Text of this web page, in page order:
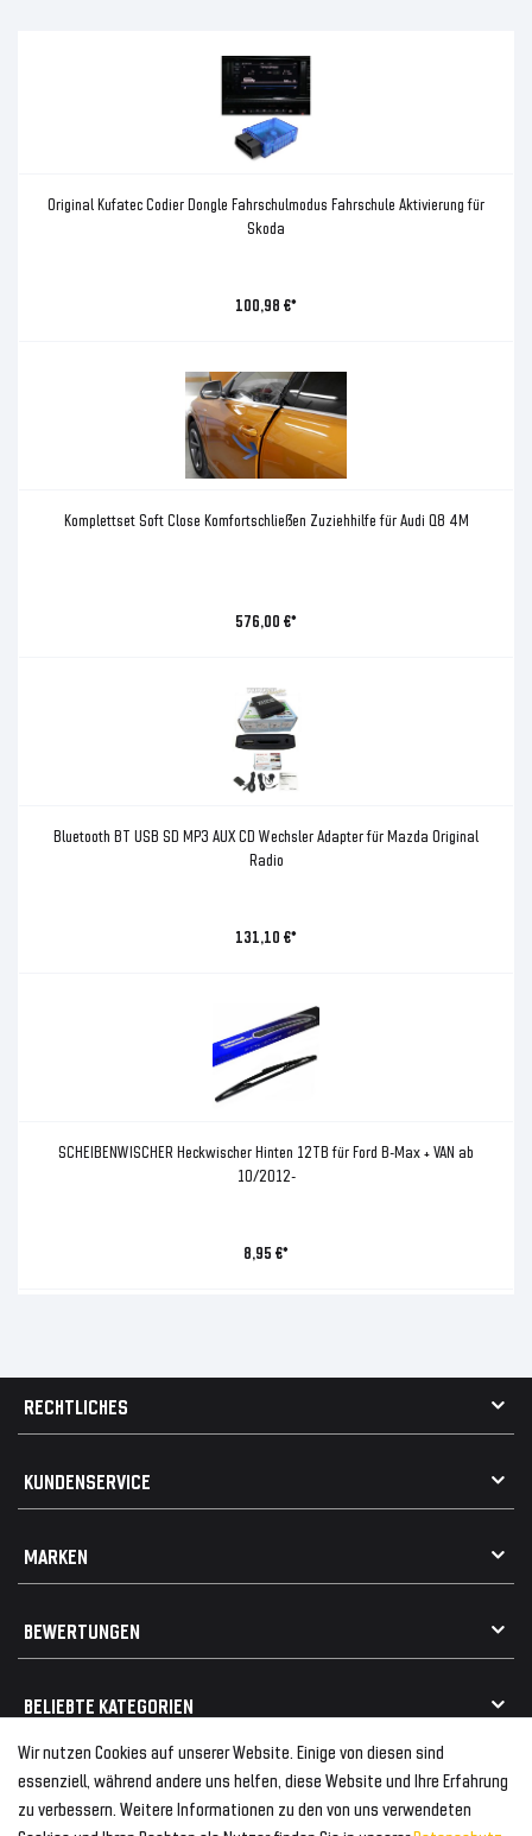
Original Kufatec Codier Dongle Fahrschulmodus Fahrschule Aktivierung für
Skoda
100,98 €*
Komplettset Soft Close Komfortschließen Zuziehhilfe für Audi Q8 4M
576,00 €*
Bluetooth BT USB SD MP3 AUX CD Wechsler Adapter für Mazda Original
Radio
131,10 €*
SCHEIBENWISCHER Heckwischer Hinten 12TB für Ford B-Max + VAN ab
10/2012-
8,95 €*
Wir nutzen Cookies auf unserer Website. Einige von diesen sind
essenziell, während andere uns helfen, diese Website und Ihre Erfahrung
zu verbessern. Weitere Informationen zu den von uns verwendeten
RECHTLICHES
Widerrufsrecht
Vertrag widerrufen
Elektro- / Altteilentsorgung
KUNDENSERVICE
MARKEN
Geeignet für Mercedes
BEWERTUNGEN
BELIEBTE KATEGORIEN
Frontspoiler
Heckspoiler
Kabelbäume
FOLGEN SIE UNS AUF